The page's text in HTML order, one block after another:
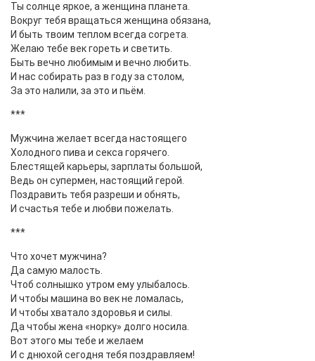
Ты солнце яркое, а женщина планета.
Вокруг тебя вращаться женщина обязана,
И быть твоим теплом всегда согрета.
Желаю тебе век гореть и светить.
Быть вечно любимым и вечно любить.
И нас собирать раз в году за столом,
За это налили, за это и пьём.
***
Мужчина желает всегда настоящего
Холодного пива и секса горячего.
Блестящей карьеры, зарплаты большой,
Ведь он супермен, настоящий герой.
Поздравить тебя разреши и обнять,
И счастья тебе и любви пожелать.
***
Что хочет мужчина?
Да самую малость.
Чтоб солнышко утром ему улыбалось.
И чтобы машина во век не ломалась,
И чтобы хватало здоровья и силы.
Да чтобы жена «норку» долго носила.
Вот этого мы тебе и желаем
И с днюхой сегодня тебя поздравляем!